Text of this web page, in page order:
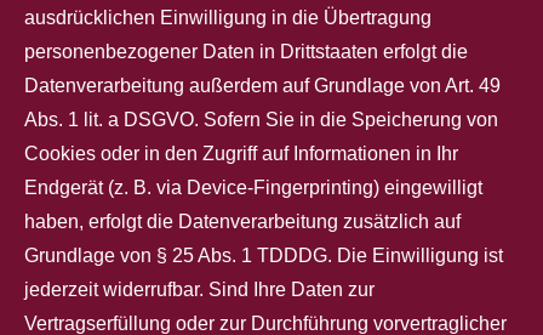
ausdrücklichen Einwilligung in die Übertragung
personenbezogener Daten in Drittstaaten erfolgt die
Datenverarbeitung außerdem auf Grundlage von Art. 49
Abs. 1 lit. a DSGVO. Sofern Sie in die Speicherung von
Cookies oder in den Zugriff auf Informationen in Ihr
Endgerät (z. B. via Device-Fingerprinting) eingewilligt
haben, erfolgt die Datenverarbeitung zusätzlich auf
Grundlage von § 25 Abs. 1 TDDDG. Die Einwilligung ist
jederzeit widerrufbar. Sind Ihre Daten zur
Vertragserfüllung oder zur Durchführung vorvertraglicher